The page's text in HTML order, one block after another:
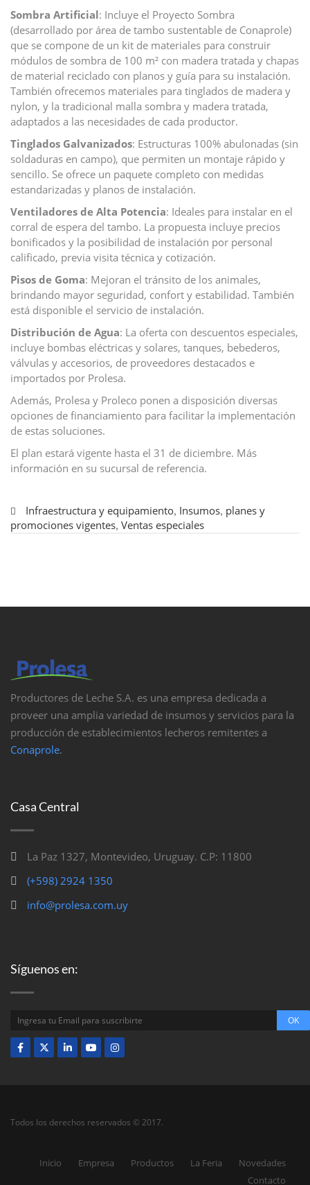
Sombra Artificial: Incluye el Proyecto Sombra
(desarrollado por área de tambo sustentable de Conaprole)
que se compone de un kit de materiales para construir
módulos de sombra de 100 m² con madera tratada y chapas
de material reciclado con planos y guía para su instalación.
También ofrecemos materiales para tinglados de madera y
nylon, y la tradicional malla sombra y madera tratada,
adaptados a las necesidades de cada productor.
Tinglados Galvanizados: Estructuras 100% abulonadas (sin
soldaduras en campo), que permiten un montaje rápido y
sencillo. Se ofrece un paquete completo con medidas
estandarizadas y planos de instalación.
Ventiladores de Alta Potencia: Ideales para instalar en el
corral de espera del tambo. La propuesta incluye precios
bonificados y la posibilidad de instalación por personal
calificado, previa visita técnica y cotización.
Pisos de Goma: Mejoran el tránsito de los animales,
brindando mayor seguridad, confort y estabilidad. También
está disponible el servicio de instalación.
Distribución de Agua: La oferta con descuentos especiales,
incluye bombas eléctricas y solares, tanques, bebederos,
válvulas y accesorios, de proveedores destacados e
importados por Prolesa.
Además, Prolesa y Proleco ponen a disposición diversas
opciones de financiamiento para facilitar la implementación
de estas soluciones.
El plan estará vigente hasta el 31 de diciembre. Más
información en su sucursal de referencia.
Infraestructura y equipamiento, Insumos, planes y
promociones vigentes, Ventas especiales
Productores de Leche S.A. es una empresa dedicada a
proveer una amplia variedad de insumos y servicios para la
producción de establecimientos lecheros remitentes a
Conaprole.
Casa Central
La Paz 1327, Montevideo, Uruguay. C.P: 11800
(+598) 2924 1350
info@prolesa.com.uy
Síguenos en:
Todos los derechos reservados © 2017.
Inicio Empresa Productos La Feria
Novedades
Contacto